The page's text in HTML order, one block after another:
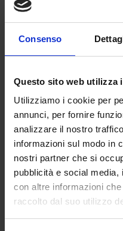
Consenso
Questo sito web utilizza
Utilizziamo i cookie per
annunci, per fornire
analizzare il nostro
informazioni sul modo in
nostri partner che si
pubblicità e social media,
con altre informazioni
raccolto dal suo utilizzo
fino alla prima
delle classi seconde
primo grado e
e personale
procede con buoni
aspetti le promesse
questione che
trasporto
portati a
carabinieri dei
all’interno dei
evidenziato che la